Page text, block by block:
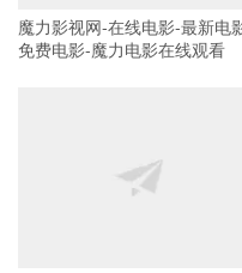
魔力影视网-在线电影-最新电
免费电影-魔力电影在线观看